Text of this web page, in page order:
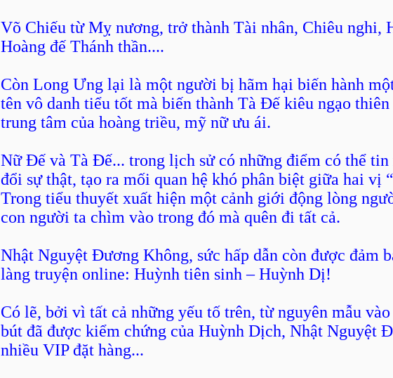
Võ Chiếu từ Mỵ nương, trở thành Tài nhân, Chiêu nghi,
Hoàng đế Thánh thần....
Còn Long Ưng lại là một người bị hãm hại biến hành
tên vô danh tiểu tốt mà biến thành Tà Đế kiêu ngạo
trung tâm của hoàng triều, mỹ nữ ưu ái.
Nữ Đế và Tà Đế... trong lịch sử có những điểm có thể
đổi sự thật, tạo ra mối quan hệ khó phân biệt giữa hai vị
Trong tiểu thuyết xuất hiện một cảnh giới động lòng
con người ta chìm vào trong đó mà quên đi tất cả.
Nhật Nguyệt Đương Không, sức hấp dẫn còn được đảm
làng truyện online: Huỳnh tiên sinh – Huỳnh Dị!
Có lẽ, bởi vì tất cả những yếu tố trên, từ nguyên mẫu
bút đã được kiểm chứng của Huỳnh Dịch, Nhật Nguyệt
nhiều VIP đặt hàng...